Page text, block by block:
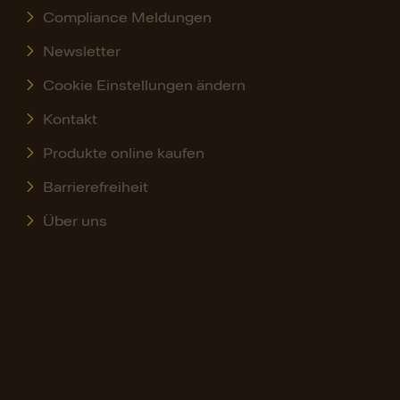
Compliance Meldungen
Newsletter
Cookie Einstellungen ändern
Kontakt
Produkte online kaufen
Barrierefreiheit
Über uns